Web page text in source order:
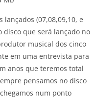
lançados (07,08,09,10, e
disco que será lançado no
musical dos cinco
em uma entrevista para
anos que teremos total
pensamos no disco
num ponto